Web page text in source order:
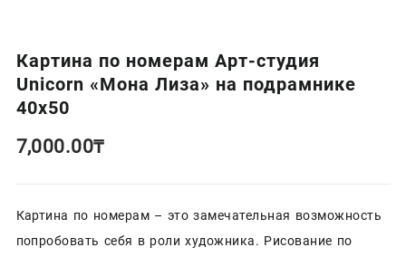
Картина по номерам Арт-студия
Unicorn «Мона Лиза» на подрамнике
40х50
7,000.00₸
Картина по номерам – это замечательная возможность
попробовать себя в роли художника. Рисование по